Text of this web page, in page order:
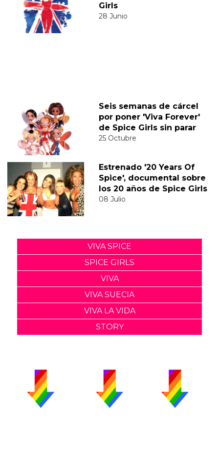
Girls
28 Junio
Seis semanas de cárcel
por poner 'Viva Forever'
de Spice Girls sin parar
25 Octubre
Estrenado '20 Years Of
Spice', documental sobre
los 20 años de Spice Girls
08 Julio
VIVA SPICE
SPICE GIRLS
VIVA
VIVA SUECIA
VIVA LA VIDA
STORY